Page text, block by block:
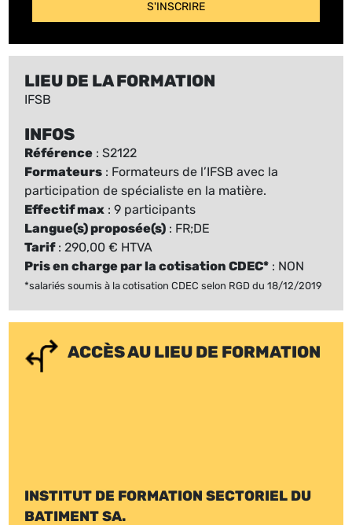
S'INSCRIRE
LIEU DE LA FORMATION
IFSB
INFOS
Référence : S2122
Formateurs : Formateurs de l’IFSB avec la
participation de spécialiste en la matière.
Effectif max : 9 participants
Langue(s) proposée(s) : FR;DE
Tarif: 290,00 € HTVA
Pris en charge par la cotisation CDEC* : NON
*salariés soumis à la cotisation CDEC selon RGD du 18/12/2019
ACCÈS AU LIEU DE FORMATION
INSTITUT DE FORMATION SECTORIEL DU
BATIMENT SA.